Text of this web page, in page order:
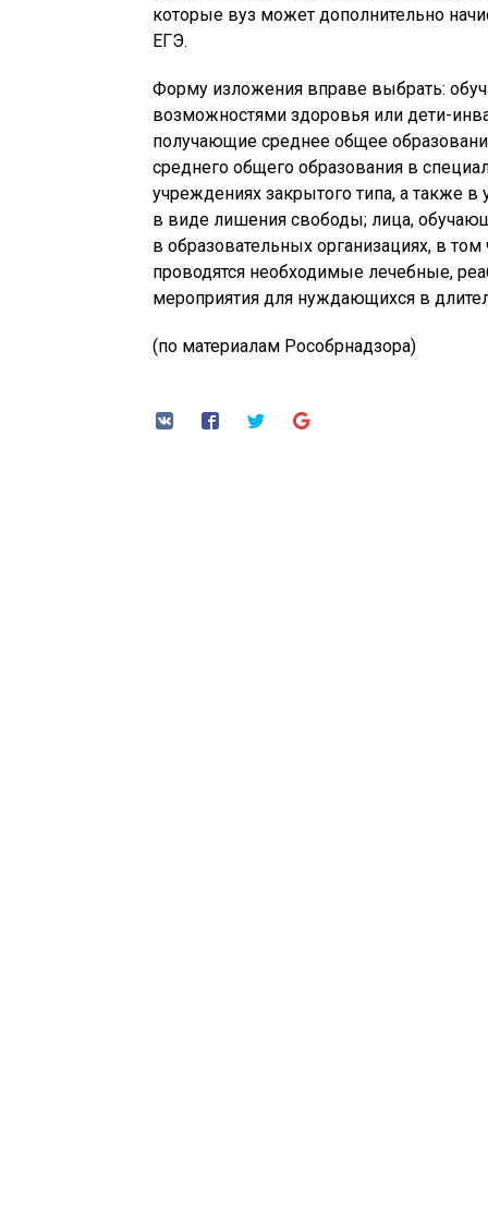
которые вуз может дополнительно
ЕГЭ.
Форму изложения вправе выбрать:
возможностями здоровья или дети-
получающие среднее общее
среднего общего образования в
учреждениях закрытого типа, а также
в виде лишения свободы; лица,
в образовательных организациях, в
проводятся необходимые лечебные,
мероприятия для нуждающихся в
(по материалам Рособрнадзора)